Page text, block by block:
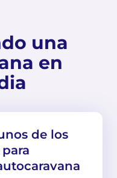
una
en
de los